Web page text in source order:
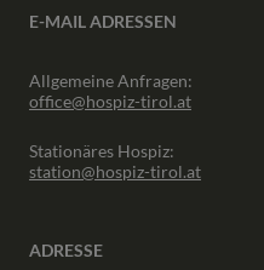
E-MAIL ADRESSEN
Allgemeine Anfragen:
office@hospiz-tirol.at
Stationäres Hospiz:
station@hospiz-tirol.at
ADRESSE